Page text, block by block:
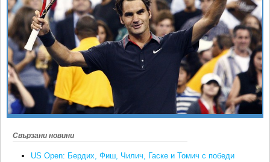
КЛУБОВЕ
БЛОГ
ВИДЕО
ЖЪЛТО
РАКЕТНИ
Спорт&Фитнес
Други
Любители
Свързани новини
US Open: Бердих, Фиш, Чилич, Гаске и Томич с победи